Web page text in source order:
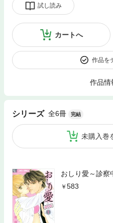
試し読み
カートへ
作品を
作品情
シリーズ 全6冊 完結
未購入巻
おしり愛～診察
583